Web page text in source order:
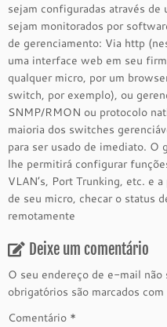
sejam configuradas através
sejam monitorados por
de gerenciamento: Via http
uma interface web em seu
qualquer micro, por um
switch, por exemplo), ou
SNMP/RMON ou protocolo
maioria dos switches
para ser usado de imediato. O
lhe permitirá configurar
VLAN’s, Port Trunking, etc. e
de seu micro, checar o status
remotamente
Deixe um comentário
O seu endereço de e-mail não
obrigatórios são marcados com
Comentário *